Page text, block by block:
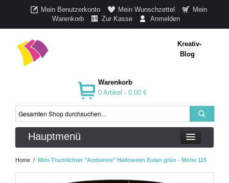
Mein Benutzerkonto Mein Wunschzettel
Mein
Warenkorb
Zur Kasse Anmelden
Kreativ-
Blog
Warenkorb
0 Artikel - 0,00 €
Hauptmenü
Home / Mini-Tischlichter "Ambiente" Halloween Eulen grün - Motiv 115